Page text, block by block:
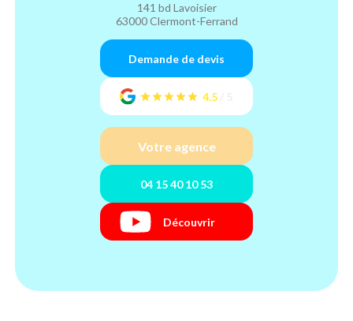
141 bd Lavoisier
63000 Clermont-Ferrand
Demande de devis
4.5
Votre agence
04 15 40 10 53
Découvrir